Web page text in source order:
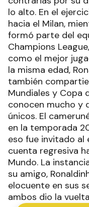
lo alto. En el
hacia el Milan,
formó parte del
Champions
como el mejor
la misma edad,
también
Mundiales y Copa
conocen mucho y
únicos. El
en la temporada
eso fue invitado al
cuenta regresiva
Mundo. La
su amigo,
elocuente en sus
ambos dio la